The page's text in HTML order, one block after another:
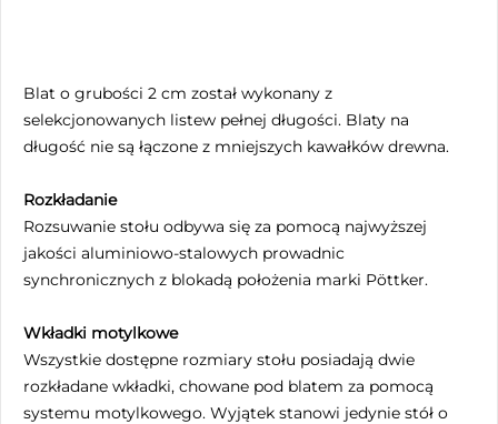
Blat o grubości 2 cm został wykonany z
selekcjonowanych listew pełnej długości. Blaty na
długość nie są łączone z mniejszych kawałków drewna.
Rozkładanie
Rozsuwanie stołu odbywa się za pomocą najwyższej
jakości aluminiowo-stalowych prowadnic
synchronicznych z blokadą położenia marki Pöttker.
Wkładki motylkowe
Wszystkie dostępne rozmiary stołu posiadają dwie
rozkładane wkładki, chowane pod blatem za pomocą
systemu motylkowego. Wyjątek stanowi jedynie stół o